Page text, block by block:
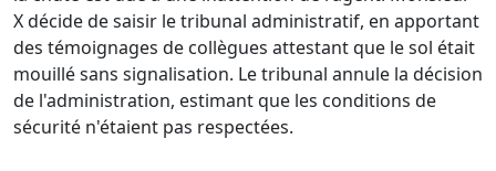
X décide de saisir le tribunal administratif, en apportant
des témoignages de collègues attestant que le sol était
mouillé sans signalisation. Le tribunal annule la décision
de l'administration, estimant que les conditions de
sécurité n'étaient pas respectées.